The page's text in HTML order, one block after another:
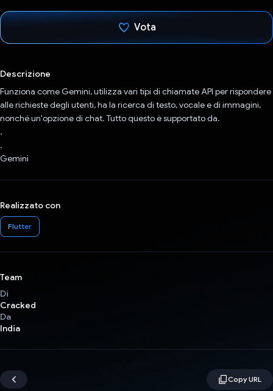
Vota
Descrizione
Funziona come Gemini, utilizza vari tipi di chiamate API per rispondere
alle richieste degli utenti, ha la ricerca di testo, vocale e di immagini,
nonché un'opzione di chat. Tutto questo è supportato da.
.
.
Gemini
Realizzato con
Flutter
Team
Di
Cracked
Da
India